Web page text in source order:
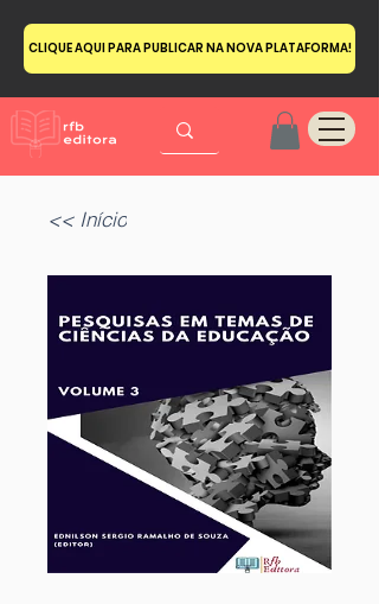
CLIQUE AQUI PARA PUBLICAR NA NOVA PLATAFORMA!
<< Início